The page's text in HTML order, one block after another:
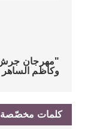
وكاظم الساهر
كلمات مخصّصة